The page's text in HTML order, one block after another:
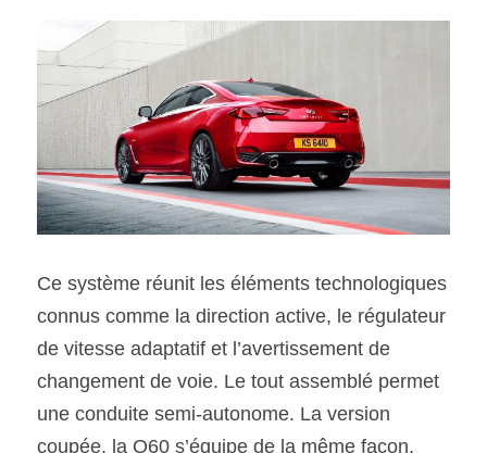
Ce système réunit les éléments technologiques
connus comme la direction active, le régulateur
de vitesse adaptatif et l’avertissement de
changement de voie. Le tout assemblé permet
une conduite semi-autonome. La version
coupée, la Q60 s’équipe de la même façon,